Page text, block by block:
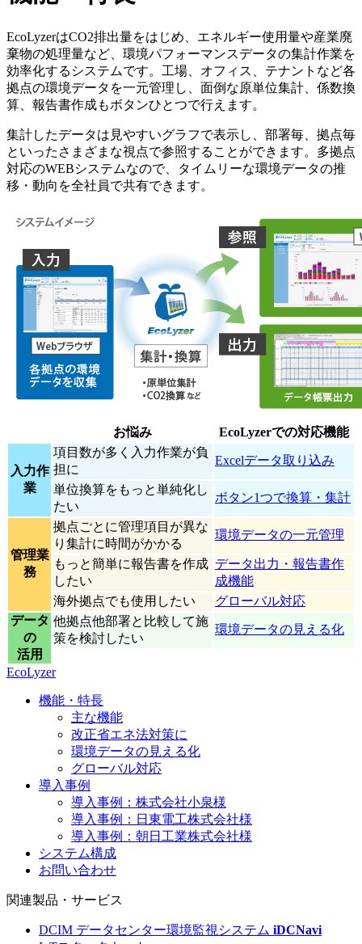
EcoLyzerはCO2排出量をはじめ、エネルギー使用量や産業廃
棄物の処理量など、環境パフォーマンスデータの集計作業を
効率化するシステムです。工場、オフィス、テナントなど各
拠点の環境データを一元管理し、面倒な原単位集計、係数換
算、報告書作成もボタンひとつで行えます。
集計したデータは見やすいグラフで表示し、部署毎、拠点毎
といったさまざまな視点で参照することができます。多拠点
対応のWEBシステムなので、タイムリーな環境データの推
移・動向を全社員で共有できます。
お悩み EcoLyzerでの対応機能
入力作
業
項目数が多く入力作業が負
担に
Excelデータ取り込み
単位換算をもっと単純化し
たい
ボタン1つで換算・集計
管理業
務
拠点ごとに管理項目が異な
り集計に時間がかかる
環境データの一元管理
もっと簡単に報告書を作成
したい
データ出力・報告書作
成機能
海外拠点でも使用したい
グローバル対応
データ
の
活用
他拠点他部署と比較して施
策を検討したい
環境データの見える化
EcoLyzer
機能・特長
主な機能
改正省エネ法対策に
環境データの見える化
グローバル対応
導入事例
導入事例：株式会社小泉様
導入事例：日東電工株式会社様
導入事例：朝日工業株式会社様
システム構成
お問い合わせ
関連製品・サービス
DCIM データセンター環境監視システム iDCNavi